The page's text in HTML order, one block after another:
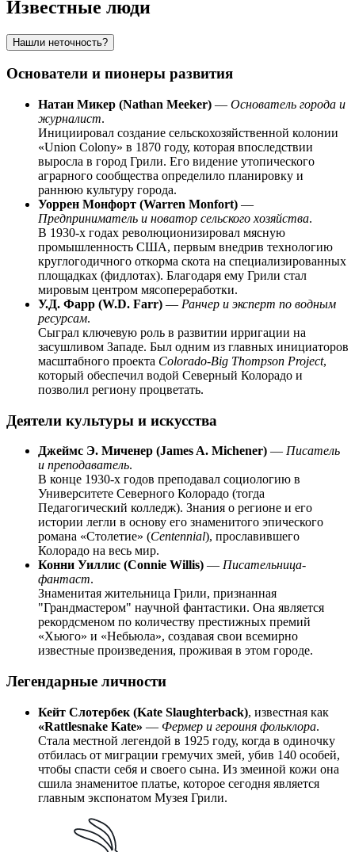
Известные люди
Нашли неточность?
Основатели и пионеры развития
Натан Микер (Nathan Meeker) — Основатель города и
журналист.
Инициировал создание сельскохозяйственной колонии
«Union Colony» в 1870 году, которая впоследствии
выросла в город Грили. Его видение утопического
аграрного сообщества определило планировку и
раннюю культуру города.
Уоррен Монфорт (Warren Monfort) —
Предприниматель и новатор сельского хозяйства.
В 1930-х годах революционизировал мясную
промышленность США, первым внедрив технологию
круглогодичного откорма скота на специализированных
площадках (фидлотах). Благодаря ему Грили стал
мировым центром мясопереработки.
У.Д. Фарр (W.D. Farr) — Ранчер и эксперт по водным
ресурсам.
Сыграл ключевую роль в развитии ирригации на
засушливом Западе. Был одним из главных инициаторов
масштабного проекта Colorado-Big Thompson Project,
который обеспечил водой Северный Колорадо и
позволил региону процветать.
Деятели культуры и искусства
Джеймс Э. Миченер (James A. Michener) — Писатель
и преподаватель.
В конце 1930-х годов преподавал социологию в
Университете Северного Колорадо (тогда
Педагогический колледж). Знания о регионе и его
истории легли в основу его знаменитого эпического
романа «Столетие» (Centennial), прославившего
Колорадо на весь мир.
Конни Уиллис (Connie Willis) — Писательница-
фантаст.
Знаменитая жительница Грили, признанная
"Грандмастером" научной фантастики. Она является
рекордсменом по количеству престижных премий
«Хьюго» и «Небьюла», создавая свои всемирно
известные произведения, проживая в этом городе.
Легендарные личности
Кейт Слотербек (Kate Slaughterback), известная как
«Rattlesnake Kate» — Фермер и героиня фольклора.
Стала местной легендой в 1925 году, когда в одиночку
отбилась от миграции гремучих змей, убив 140 особей,
чтобы спасти себя и своего сына. Из змеиной кожи она
сшила знаменитое платье, которое сегодня является
главным экспонатом Музея Грили.